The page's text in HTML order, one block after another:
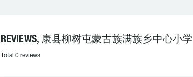
REVIEWS, 康县柳树屯蒙古族满族乡中心小学
Total 0 reviews